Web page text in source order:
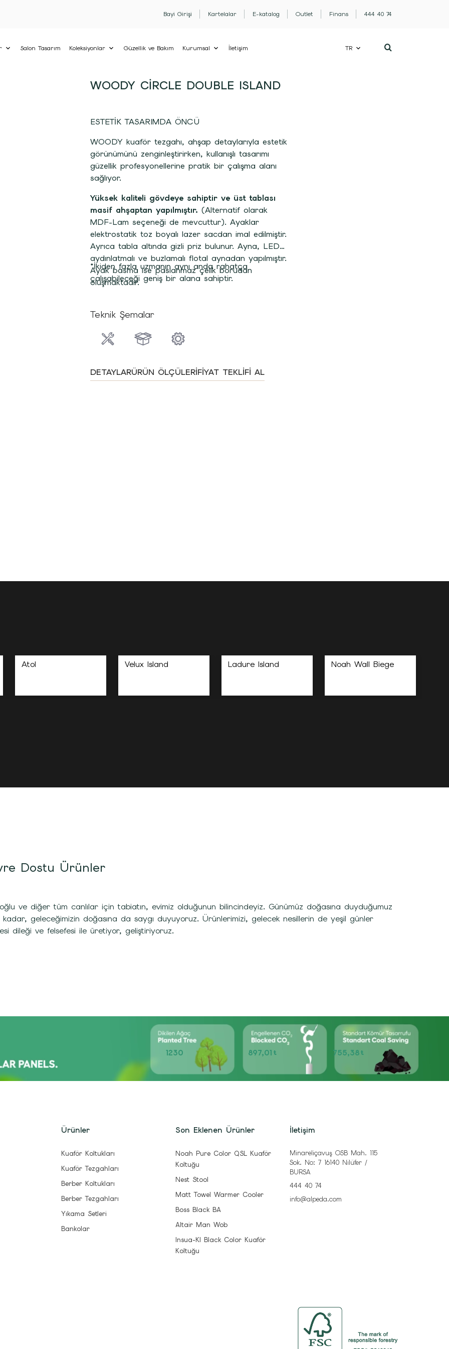
Bayi Girişi Kartelalar E-katalog Outlet Finans 444 40 74
Salon Tasarım Koleksiyonlar Güzellik ve Bakım Kurumsal İletişim TR
WOODY CIRCLE DOUBLE ISLAND
ESTETİK TASARIMDA ÖNCÜ
WOODY kuaför tezgahı, ahşap detaylarıyla estetik
görünümünü zenginleştirirken, kullanışlı tasarımı
güzellik profesyonellerine pratik bir çalışma alanı
sağlıyor.
Yüksek kaliteli gövdeye sahiptir ve üst tablası
masif ahşaptan yapılmıştır. (Alternatif olarak
MDF-Lam seçeneği de mevcuttur). Ayaklar
elektrostatik toz boyalı lazer sacdan imal edilmiştir.
Ayrıca tabla altında gizli priz bulunur. Ayna, LED
aydınlatmalı ve buzlamalı flotal aynadan yapılmıştır.
Ayak basma ise paslanmaz çelik borudan
oluşmaktadır.
*İkiden fazla uzmanın aynı anda rahatça
çalışabileceği geniş bir alana sahiptir.
Teknik Şemalar
DETAYLARÜRÜN ÖLÇÜLERIFIYAT TEKLIFI AL
Atol Velux Island Ladure Island Noah Wall Biege
Dostu Ürünler
ve diğer tüm canlılar için tabiatın, evimiz olduğunun bilincindeyiz. Günümüz doğasına duyduğumuz
kadar, geleceğimizin doğasına da saygı duyuyoruz. Ürünlerimizi, gelecek nesillerin de yeşil günler
dileği ve felsefesi ile üretiyor, geliştiriyoruz.
1230 897,01 t 755,38t
Ürünler
Kuaför Koltukları
Kuaför Tezgahları
Berber Koltukları
Berber Tezgahları
Yıkama Setleri
Bankolar
Son Eklenen Ürünler
Noah Pure Color QSL Kuaför
Koltuğu
Nest Stool
Matt Towel Warmer Cooler
Boss Black BA
Altair Man Wob
Insua-Kl Black Color Kuaför
Koltuğu
İletişim
Minareliçavuş OSB Mah. 115
Sok. No: 7 16140 Nilüfer /
BURSA
444 40 74
info@alpeda.com